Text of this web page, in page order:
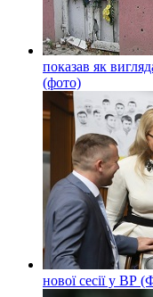
показав як
(фото)
нової сесії у ВР